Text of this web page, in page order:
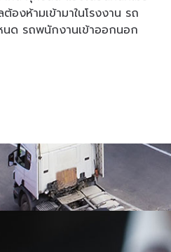
งห้ามเข้ามาในโรงงาน รถ
ด รถพนักงานเข้าออกนอก